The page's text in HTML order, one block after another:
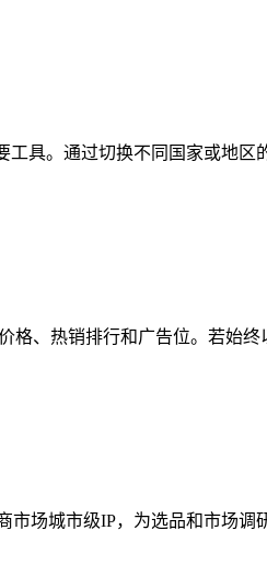
具。通过切换不同国家或地区
格、热销排行和广告位。若始
场城市级IP，为选品和市场调